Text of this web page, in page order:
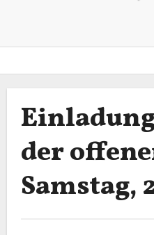
der
Samstag,